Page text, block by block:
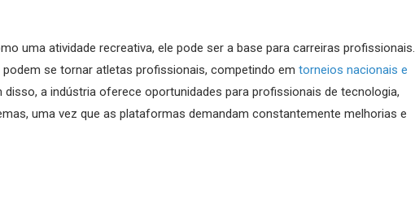
uma atividade recreativa, ele pode ser a base para carreiras profissionais.
se tornar atletas profissionais, competindo em torneios nacionais e
disso, a indústria oferece oportunidades para profissionais de tecnologia,
uma vez que as plataformas demandam constantemente melhorias e